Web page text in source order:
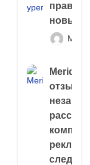
правда
новый
следа